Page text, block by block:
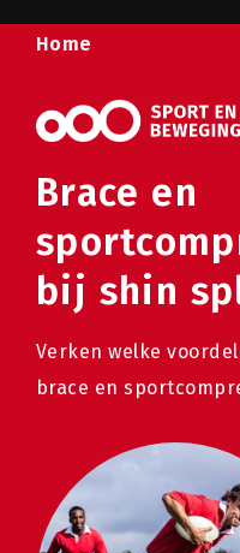
Home
Sport en beweging
Sport- en
Publicaties
Wist u dat?
Veelgestelde vragen
Over ons
Brace en
bij shin
Verken welke
brace en